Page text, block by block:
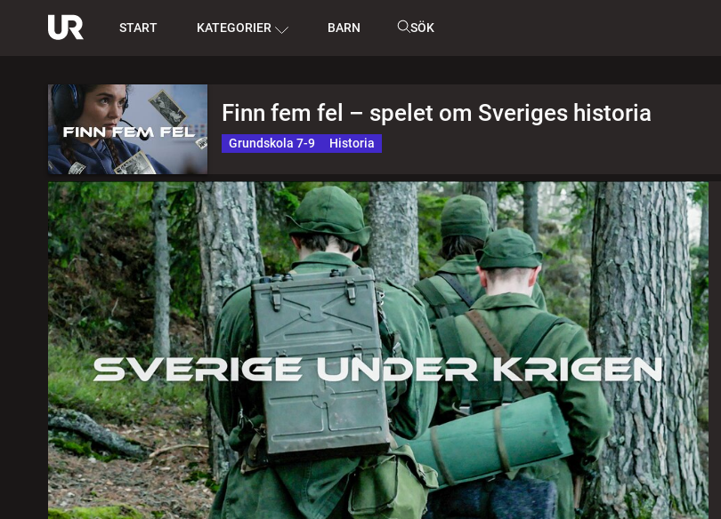
START KATEGORIER BARN SÖK
Finn fem fel – spelet om Sveriges historia
Grundskola 7-9 Historia